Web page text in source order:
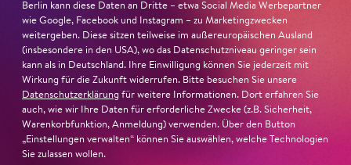
22. Juni 2026
Paradies und Abgrund
Von lautem Flehen, sanfter Trauer und dem viel zu
frühen Abschied im französischem ChorkonzertSacre
Berlin kann diese Daten an Dritte – etwa Social Media Werbepartner
wie Google, Facebook und Instagram – zu Marketingzwecken
weitergeben. Diese sitzen teilweise im außereuropäischen Ausland
(insbesondere in den USA), wo das Datenschutzniveau geringer sein
kann als in Deutschland. Ihre Einwilligung können Sie jederzeit mit
Wirkung für die Zukunft widerrufen. Bitte besuchen Sie unsere
Datenschutzerklärung für weitere Informationen. Dort erfahren Sie
auch, wie wir Ihre Daten für erforderliche Zwecke (z.B. Sicherheit,
Warenkorbfunktion, Anmeldung) verwenden. Über den Button
„Einstellungen verwalten“ können Sie auswählen, welche Technologien
Sie zulassen wollen.